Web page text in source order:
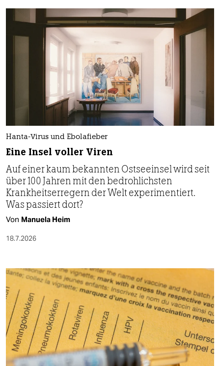
Hanta-Virus und Ebolafieber
Eine Insel voller Viren
Auf einer kaum bekannten Ostseeinsel wird seit
über 100 Jahren mit den bedrohlichsten
Krankheitserregern der Welt experimentiert.
Was passiert dort?
Von Manuela Heim
18.7.2026